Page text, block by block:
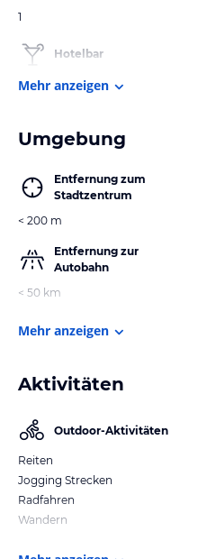
1
Hotelbar
Mehr anzeigen
Umgebung
Entfernung zum
Stadtzentrum
< 200 m
Entfernung zur
Autobahn
< 50 km
Mehr anzeigen
Aktivitäten
Outdoor-Aktivitäten
Reiten
Jogging Strecken
Radfahren
Wandern